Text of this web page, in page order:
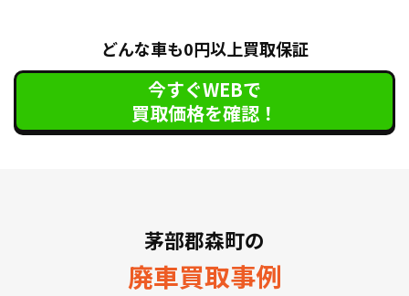
どんな車も0円以上買取保証
今すぐWEBで
買取価格を確認！
茅部郡森町の
廃車買取事例